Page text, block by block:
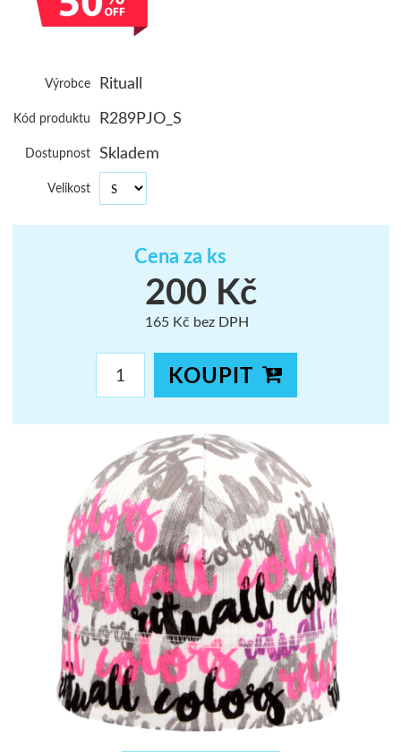
Výrobce Rituall
Kód produktu R289PJO_S
Dostupnost Skladem
Velikost
Cena za ks
200 Kč
165 Kč bez DPH
KOUPIT